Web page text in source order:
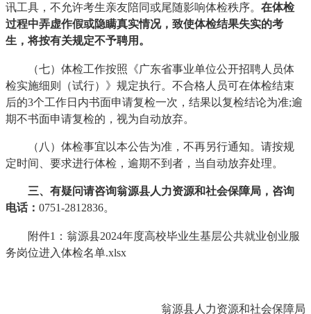
讯工具，不允许考生亲友陪同或尾随影响体检秩序。在体检
过程中弄虚作假或隐瞒真实情况，致使体检结果失实的考
生，将按有关规定不予聘用。
（七）体检工作按照《广东省事业单位公开招聘人员体
检实施细则（试行）》规定执行。不合格人员可在体检结束
后的3个工作日内书面申请复检一次，结果以复检结论为准;逾
期不书面申请复检的，视为自动放弃。
（八）体检事宜以本公告为准，不再另行通知。请按规
定时间、要求进行体检，逾期不到者，当自动放弃处理。
三、有疑问请咨询翁源县人力资源和社会保障局 ， 咨询
电话：0751-2812836。
附件1：翁源县2024年度高校毕业生基层公共就业创业服
务岗位进入体检名单.xlsx
翁源县人力资源和社会保障局